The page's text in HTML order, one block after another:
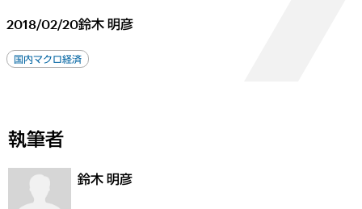
2018/02/20鈴木 明彦
国内マクロ経済
執筆者
鈴木 明彦